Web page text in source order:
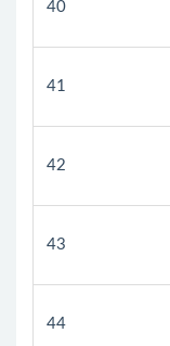
40
41
42
43
44